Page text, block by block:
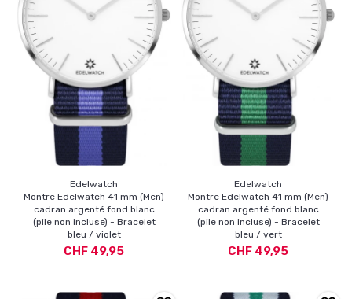
Edelwatch
Montre Edelwatch 41 mm (Men)
cadran argenté fond blanc
(pile non incluse) - Bracelet
bleu / violet
CHF 49,95
Edelwatch
Montre Edelwatch 41 mm (Men)
cadran argenté fond blanc
(pile non incluse) - Bracelet
bleu / vert
CHF 49,95